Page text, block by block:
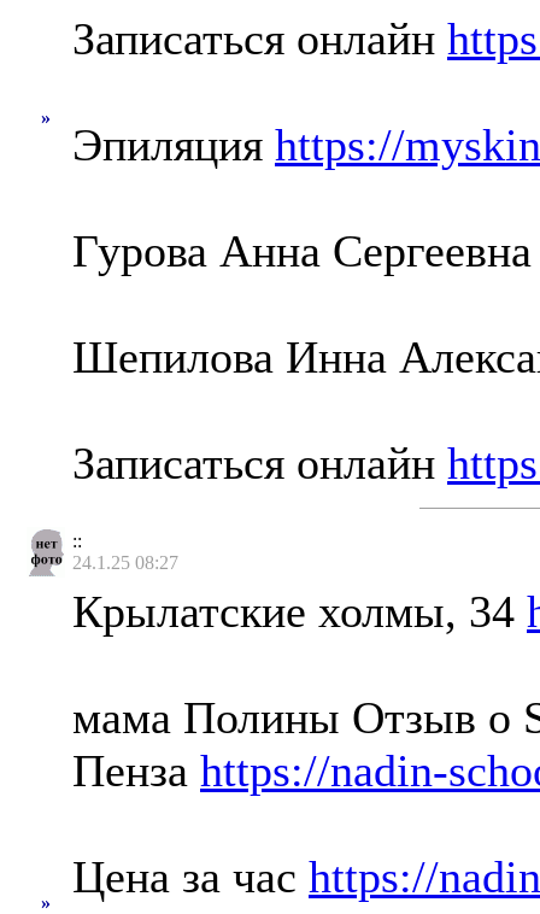
»
Записаться онлайн
Эпиляция https://
Гурова Анна
Шепилова Инна
Записаться онлайн
::
24.1.25 08:27
»
Крылатские холмы, 34
мама Полины Отзыв о
Пенза https://nadin-
Цена за час https://